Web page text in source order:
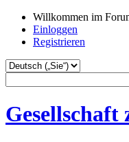
Willkommen im
Einloggen
Registrieren